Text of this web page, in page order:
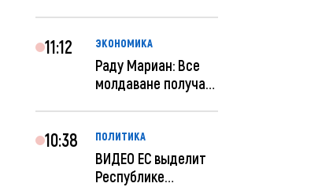
11:12 ЭКОНОМИКА
Раду Мариан: Все
молдаване получат
10:38 ПОЛИТИКА
ВИДЕО ЕС выделит
Республике